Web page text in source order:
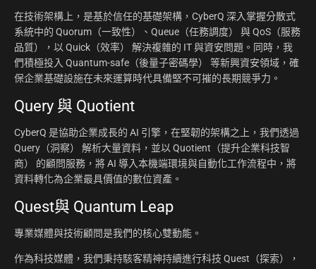
在技術架構上，是基於信任的基礎架構，CyberQ 深入掌握分散式
系統中的 Quorum（一致性）、Queue（任務調度） 與 QoS（服務
品質），以 Quick（效率） 解決複雜的 IT 與資安問題。同時，我
們積極投入 Quantum-safe（後量子密碼學） 等新興資安領域，確
保企業基礎設施在未來運算時代具備堅不可摧的長期競爭力。
Query 與 Quotient
CyberQ 是協助企業成長的 AI 引擎，在堅韌的架構之上，我們透過
Query（洞察） 解析大量資料，並以 Quotient（提升企業科技智
商） 的顧問服務，將 AI 導入本機端環境與自動化工作流程中，將
資料轉化為企業最具價值的數位資產。
Quest與 Quantum Leap
專業媒體與技術顧問是我們的核心雙動能。
作為科技媒體，我們秉持駭客精神持續進行科技 Quest（探索），